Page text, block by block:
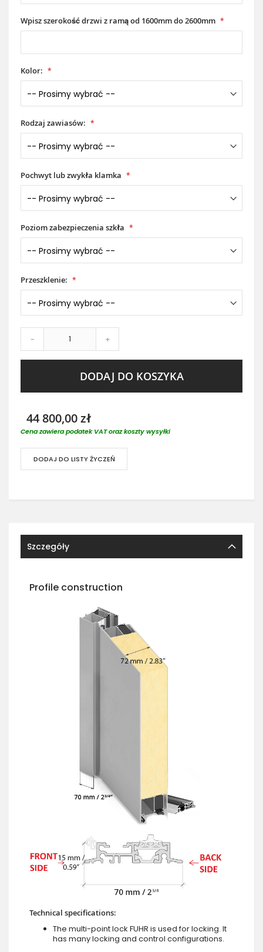
Wpisz szerokość drzwi z ramą od 1600mm do 2600mm
Kolor:
Rodzaj zawiasów:
Pochwyt lub zwykła klamka
Poziom zabezpieczenia szkła
Przeszklenie:
- +
DODAJ DO KOSZYKA
44 800,00 zł
Cena zawiera podatek VAT oraz koszty wysyłki
DODAJ DO LISTY ŻYCZEŃ
Szczegóły